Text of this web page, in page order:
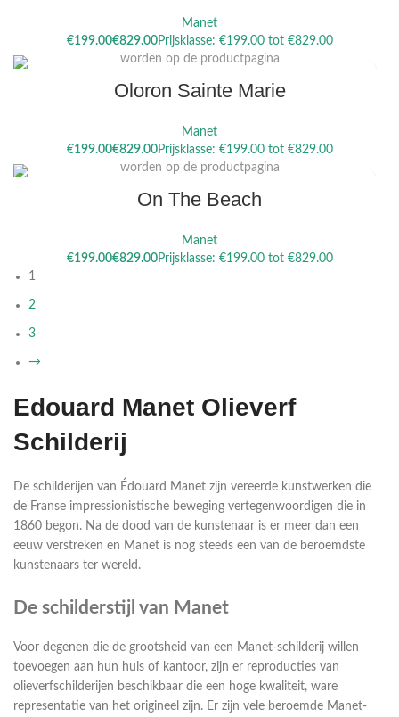
Manet
€
€
Dit product heeft meerdere variaties. Deze optie kan gekozen
worden op de productpagina
Oloron Sainte Marie
Manet
€
€
Dit product heeft meerdere variaties. Deze optie kan gekozen
worden op de productpagina
On The Beach
Manet
€
€
1
2
3
→
Edouard Manet Olieverf
Schilderij
De schilderijen van Édouard Manet zijn vereerde kunstwerken die
de Franse impressionistische beweging vertegenwoordigen die in
1860 begon. Na de dood van de kunstenaar is er meer dan een
eeuw verstreken en Manet is nog steeds een van de beroemdste
kunstenaars ter wereld.
De schilderstijl van Manet
Voor degenen die de grootsheid van een Manet-schilderij willen
toevoegen aan hun huis of kantoor, zijn er reproducties van
olieverfschilderijen beschikbaar die een hoge kwaliteit, ware
representatie van het origineel zijn. Er zijn vele beroemde Manet-